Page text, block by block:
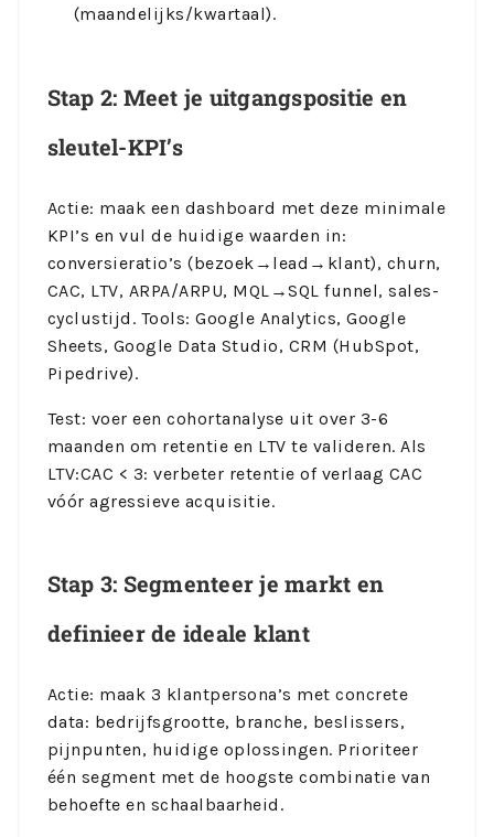
(maandelijks/kwartaal).
Stap 2: Meet je uitgangspositie en
sleutel-KPI’s
Actie: maak een dashboard met deze minimale
KPI’s en vul de huidige waarden in:
conversieratio’s (bezoek→lead→klant), churn,
CAC, LTV, ARPA/ARPU, MQL→SQL funnel, sales-
cyclustijd. Tools: Google Analytics, Google
Sheets, Google Data Studio, CRM (HubSpot,
Pipedrive).
Test: voer een cohortanalyse uit over 3-6
maanden om retentie en LTV te valideren. Als
LTV:CAC < 3: verbeter retentie of verlaag CAC
vóór agressieve acquisitie.
Stap 3: Segmenteer je markt en
definieer de ideale klant
Actie: maak 3 klantpersona’s met concrete
data: bedrijfsgrootte, branche, beslissers,
pijnpunten, huidige oplossingen. Prioriteer
één segment met de hoogste combinatie van
behoefte en schaalbaarheid.